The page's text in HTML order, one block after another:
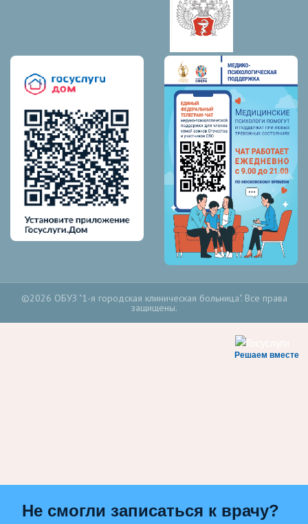
©2026 ОБУЗ "1-я городская клиническая больница". Все права
защищены.
Решаем вместе
Не смогли записаться к врачу?